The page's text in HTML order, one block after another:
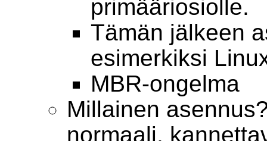
primääriosiolle.
Tämän jälkeen
esimerkiksi
MBR-ongelma
Millainen
normaali,